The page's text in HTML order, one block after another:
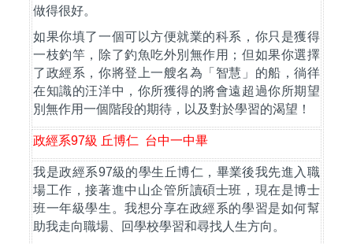
做得很好。
如果你填了一個可以方便就業的科系，你只是獲得
一枝釣竿，除了釣魚吃外別無作用；但如果你選擇
了政經系，你將登上一艘名為「智慧」的船，徜徉
在知識的汪洋中，你所獲得的將會遠超過你所期望
別無作用一個階段的期待，以及對於學習的渴望！
政經系97級 丘博仁 台中一中畢
我是政經系97級的學生丘博仁，畢業後我先進入職
場工作，接著進中山企管所讀碩士班，現在是博士
班一年級學生。我想分享在政經系的學習是如何幫
助我走向職場、回學校學習和尋找人生方向。